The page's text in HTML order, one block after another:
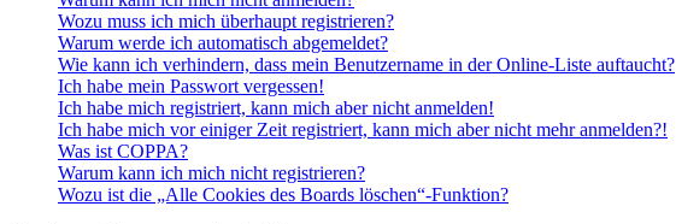
Wozu muss ich mich überhaupt registrieren?
Warum werde ich automatisch abgemeldet?
Wie kann ich verhindern, dass mein Benutzername in der Online-Liste auftaucht?
Ich habe mein Passwort vergessen!
Ich habe mich registriert, kann mich aber nicht anmelden!
Ich habe mich vor einiger Zeit registriert, kann mich aber nicht mehr anmelden?!
Was ist COPPA?
Warum kann ich mich nicht registrieren?
Wozu ist die „Alle Cookies des Boards löschen“-Funktion?